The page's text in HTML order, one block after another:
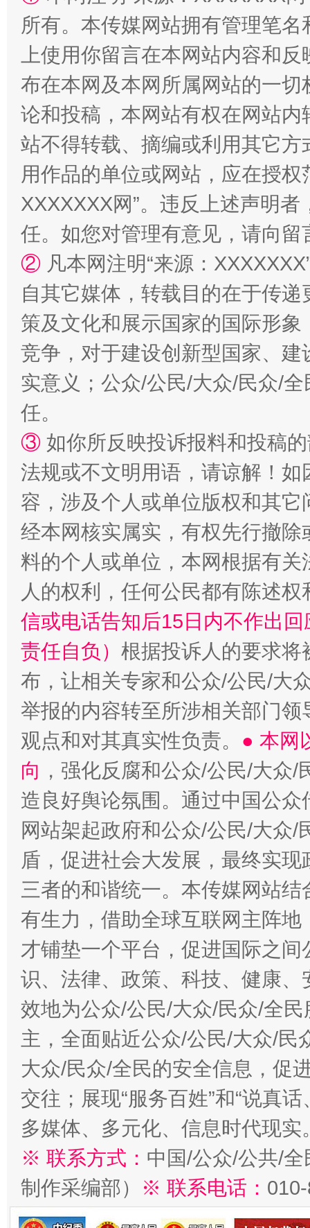
漫山遍野的桃花与雪山、麦地、白藏房 除
招工难、用工荒背后
所有。本传媒网站拥有管理笔
上使用你留言在本网站内容和
布在本网及本网所属网站的一
论和投稿，本网站有权在网站
站不得转载、摘编或利用其它
用作品的单位或网站，应在授
XXXXXXX网”。违反上述声明
任。如您对管理有意见，请向
② 凡本网注明“来源：
自其它媒体，转载目的在于传
策及文化和展示国家的国际形
竞争，对于建设创新型国家、
实意义；公众/公民/大众/民众/
任。
③ 如你所反映投诉报料和投稿
法规或不文明用语，请谅解！
容，涉及个人或单位版权和其它
经本网核实属实，有权先行撤
料的个人或单位，本网根据有
人的权利，任何公民都有陈述
信或电话告知后15日内不作出
责任自负） 根据投诉人的要求将
布，让相关专家和公众/公民/大
举报的内容转至所涉相关部门
观点和对其真实性负责。 ● 本网
向 ，强化反腐和公众/公民/大众
造良好舆论氛围。通过中国公
网站架起政府和公众/公民/大众
盾，促进社会大发展，最终实
三者的和谐统一。本传媒网站
有生力，借助全球互联网主阵
才铺垫一个平台，促进国际之
识、法律、政策、科技、健康
效地为公众/公民/大众/民众/全
主，全面贴近公众/公民/大众/民
大众/民众/全民的安全信息，促
交往；展现“服务百姓”和“说真
多媒体、多元化、信息时代现实
※ 联系方式： 中国/公众/公共/
制作采编部）
※ 联系电话：